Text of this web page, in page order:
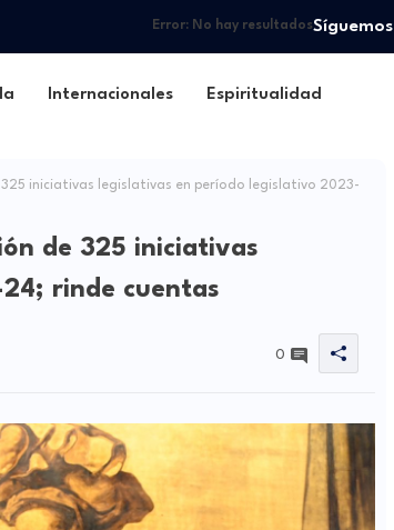
Error:No hay resultadosSíguemos
Internacionales Espiritualidad
iniciativas legislativas en período legislativo 2023-
de 325 iniciativas
rinde cuentas
0